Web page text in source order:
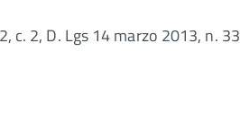
c. 2, D. Lgs 14 marzo 2013, n. 33